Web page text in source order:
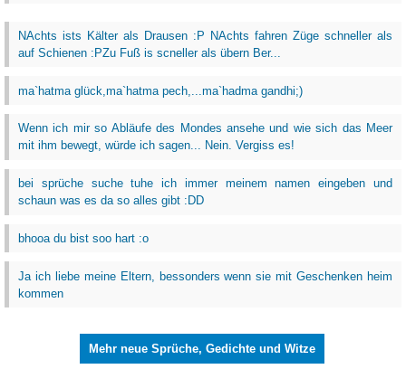
NAchts ists Kälter als Drausen :P NAchts fahren Züge schneller als
auf Schienen :PZu Fuß is scneller als übern Ber...
ma`hatma glück,ma`hatma pech,...ma`hadma gandhi;)
Wenn ich mir so Abläufe des Mondes ansehe und wie sich das Meer
mit ihm bewegt, würde ich sagen... Nein. Vergiss es!
bei sprüche suche tuhe ich immer meinem namen eingeben und
schaun was es da so alles gibt :DD
bhooa du bist soo hart :o
Ja ich liebe meine Eltern, bessonders wenn sie mit Geschenken heim
kommen
Mehr neue Sprüche, Gedichte und Witze